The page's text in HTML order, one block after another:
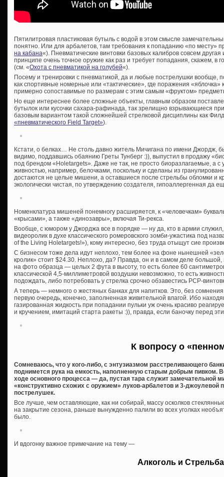
Пятилитровая пластиковая бутыль с водой в этом смысле
понятно. Или для арбалетов, там требования к попаданию «по месту»
на кабана«). Пневматические винтовки базовых калибров совсем
принципе очень точное оружие как раз и требует попадания, скажем,
(см. «Охота с пневматикой на голубей«).
Посему и тренировки с пневматикой, да и любые пострелушки вообще,
как спортивные номерные или «тактические», где поражения «яблочка»
примерно сопоставимые по размерам с этим самым «фруктом»
Но еще интереснее более сложные объекты, главным образом
бутылок или кусочки сахара-рафинада, так зрелищно взрывающиеся
базовым вариантом такой сложнейшей стрелковой дисциплины как
«пневматического Field Target»).
Кстати, о белках… Не столь давно житель Мичигана по имени Джордж,
видимо, поддавшись обаянию Греты Тунберг :)), выпустил в продажу
под брендом «Holetargets». Даже не так, не просто биоразлагаемые, а
живностью, например, белочками, поскольку и сделаны из
достаются не целые мишени, а оставшиеся после стрельбы обломки и
экологически чистая, по утверждению создателя, гипоаллергенная да
Номенклатура мишеней понемногу расширяется, к «человечкам»
«крысами», а также «динозавры», включая Ти-рекса.
Вообще, с юмором у Джорджа все в порядке — ну да, кто в армии служил,
видеоролик в духе классического ромеровского зомби-ужастика под
of the Living Holetargets!»), кому интересно, без труда отыщут сие
С бизнесом тоже дела идут неплохо, тем более на фоне нынешней
кролик» стоит $24.30. Неплохо, да? Правда, он и в самом деле большой,
на фото образца — целых 2 фута в высоту, то есть более 60
классической 4,5-миллиметровой воздушки невозможно, то есть
подождать, либо потребовать у стрелка срочно обзавестись PCP-
А теперь — немного о жестяных банках для напитков. Это, без
первую очередь, конечно, заполненная живительной влагой. Ибо
газированная жидкость при попадании пульки уж очень красиво
и кручением, имитаций старта ракеты :)), правда, если баночку перед
К вопросу о
Сомневаюсь, что у кого-либо, с энтузиазмом расстреливающего
поднимется рука на емкость, наполненную старым добрым пивком.
ходе основного процесса — да, пустая тара служит замечательной
«конструктивно схожих с оружием» луков-арбалетов и 3-
пострелушек.
Все лучше, чем оставляющие, как ни собирай, массу осколков
на закрытие сезона, раньше вынужденно палили во всех уголках
было.
И вдогонку важное примечание на тему —
Алкоголь и Стрельба